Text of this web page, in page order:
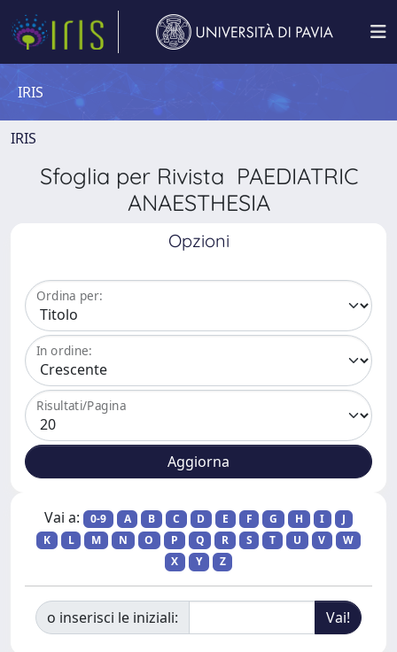
IRIS
IRIS
Sfoglia per Rivista PAEDIATRIC
ANAESTHESIA
Opzioni
Ordina per:
In ordine:
Risultati/Pagina
Vai a: 0-9 A B C D E F G H I
J
K
L M N O P Q R S T U V
W
X
Y Z
o inserisci le iniziali: